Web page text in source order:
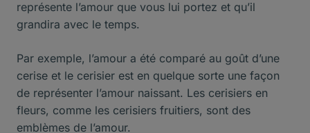
représente l’amour que vous lui portez et qu’il
grandira avec le temps.
Par exemple, l’amour a été comparé au goût d’une
cerise et le cerisier est en quelque sorte une façon
de représenter l’amour naissant. Les cerisiers en
fleurs, comme les cerisiers fruitiers, sont des
emblèmes de l’amour.